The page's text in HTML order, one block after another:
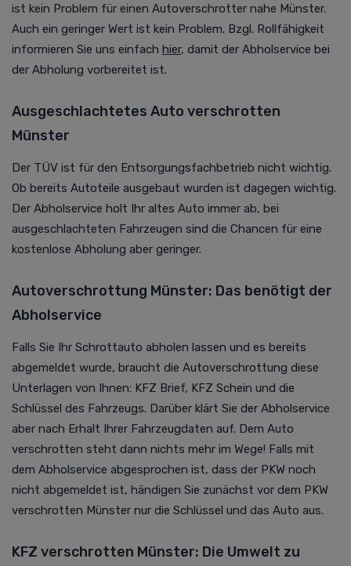
ist kein Problem für einen Autoverschrotter nahe Münster.
Auch ein geringer Wert ist kein Problem. Bzgl. Rollfähigkeit
informieren Sie uns einfach hier, damit der Abholservice bei
der Abholung vorbereitet ist.
Ausgeschlachtetes Auto verschrotten
Münster
Der TÜV ist für den Entsorgungsfachbetrieb nicht wichtig.
Ob bereits Autoteile ausgebaut wurden ist dagegen wichtig.
Der Abholservice holt Ihr altes Auto immer ab, bei
ausgeschlachteten Fahrzeugen sind die Chancen für eine
kostenlose Abholung aber geringer.
Autoverschrottung Münster: Das benötigt der
Abholservice
Falls Sie Ihr Schrottauto abholen lassen und es bereits
abgemeldet wurde, braucht die Autoverschrottung diese
Unterlagen von Ihnen: KFZ Brief, KFZ Schein und die
Schlüssel des Fahrzeugs. Darüber klärt Sie der Abholservice
aber nach Erhalt Ihrer Fahrzeugdaten auf. Dem Auto
verschrotten steht dann nichts mehr im Wege! Falls mit
dem Abholservice abgesprochen ist, dass der PKW noch
nicht abgemeldet ist, händigen Sie zunächst vor dem PKW
verschrotten Münster nur die Schlüssel und das Auto aus.
KFZ verschrotten Münster: Die Umwelt zu